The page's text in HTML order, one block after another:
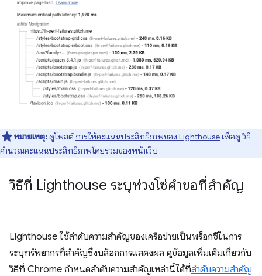
หมายเหตุ:ดูโพสต์ การให้คะแนนประสิทธิภาพของ Lighthouseเพื่อดู วิธี
คำนวณคะแนนประสิทธิภาพโดยรวมของหน้าเว็บ
วิธีที่ Lighthouse ระบุห่วงโซ่คำขอที่สำคัญ
Lighthouse ใช้ลำดับความสำคัญของเครือข่ายเป็นพร็อกซีในการ
ระบุทรัพยากรที่สำคัญซึ่งบล็อกการแสดงผล ดูข้อมูลเพิ่มเติมเกี่ยวกับ
วิธีที่ Chrome กำหนดลำดับความสำคัญเหล่านี้ได้ที่ลำดับความสำคัญ